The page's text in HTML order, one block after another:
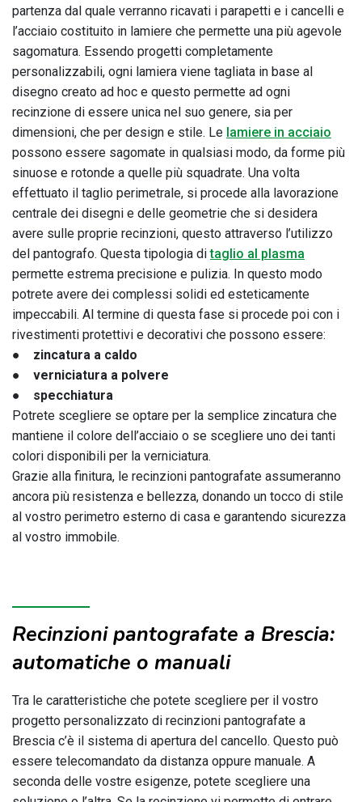
partenza dal quale verranno ricavati i parapetti e i cancelli e
l’acciaio costituito in lamiere che permette una più agevole
sagomatura. Essendo progetti completamente
personalizzabili, ogni lamiera viene tagliata in base al
disegno creato ad hoc e questo permette ad ogni
recinzione di essere unica nel suo genere, sia per
dimensioni, che per design e stile. Le lamiere in acciaio
possono essere sagomate in qualsiasi modo, da forme più
sinuose e rotonde a quelle più squadrate. Una volta
effettuato il taglio perimetrale, si procede alla lavorazione
centrale dei disegni e delle geometrie che si desidera
avere sulle proprie recinzioni, questo attraverso l’utilizzo
del pantografo. Questa tipologia ditaglio al plasma
permette estrema precisione e pulizia. In questo modo
potrete avere dei complessi solidi ed esteticamente
impeccabili. Al termine di questa fase si procede poi con i
rivestimenti protettivi e decorativi che possono essere:
● zincatura a caldo
● verniciatura a polvere
● specchiatura
Potrete scegliere se optare per la semplice zincatura che
mantiene il colore dell’acciaio o se scegliere uno dei tanti
colori disponibili per la verniciatura.
Grazie alla finitura, le recinzioni pantografate assumeranno
ancora più resistenza e bellezza, donando un tocco di stile
al vostro perimetro esterno di casa e garantendo sicurezza
al vostro immobile.
Recinzioni pantografate a Brescia:
automatiche o manuali
Tra le caratteristiche che potete scegliere per il vostro
progetto personalizzato di recinzioni pantografate a
Brescia c’è il sistema di apertura del cancello. Questo può
essere telecomandato da distanza oppure manuale. A
seconda delle vostre esigenze, potete scegliere una